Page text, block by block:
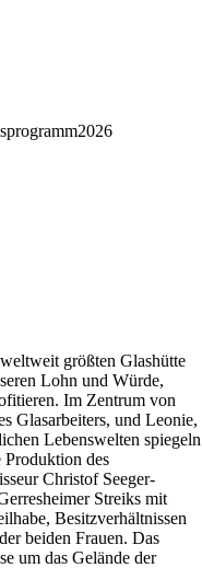
größten Glashütte
Lohn und Würde,
Im Zentrum von
Glasarbeiters, und Leonie,
Lebenswelten spiegeln
Produktion des
Christof Seeger-
Streiks mit
Besitzverhältnissen
beiden Frauen. Das
um das Gelände der